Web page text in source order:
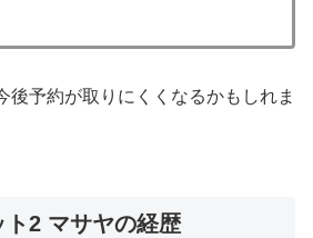
後予約が取りにくくなるかもしれま
ト2 マサヤの経歴